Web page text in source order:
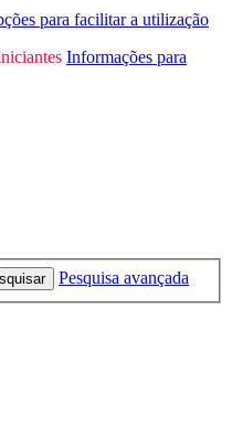
para facilitar a utilização
Informações para
Pesquisa avançada